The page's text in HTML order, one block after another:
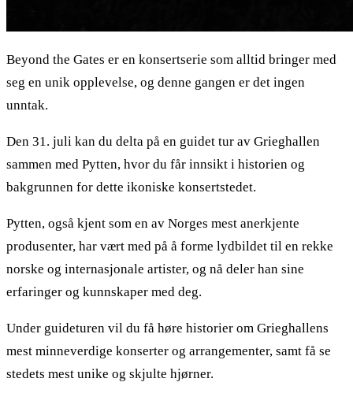
Beyond the Gates er en konsertserie som alltid bringer med
seg en unik opplevelse, og denne gangen er det ingen
unntak.
Den 31. juli kan du delta på en guidet tur av Grieghallen
sammen med Pytten, hvor du får innsikt i historien og
bakgrunnen for dette ikoniske konsertstedet.
Pytten, også kjent som en av Norges mest anerkjente
produsenter, har vært med på å forme lydbildet til en rekke
norske og internasjonale artister, og nå deler han sine
erfaringer og kunnskaper med deg.
Under guideturen vil du få høre historier om Grieghallens
mest minneverdige konserter og arrangementer, samt få se
stedets mest unike og skjulte hjørner.